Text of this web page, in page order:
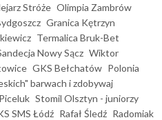
Stróże Olimpia Zambrów
Granica Kętrzyn
Termalica Bruk-Bet
Nowy Sącz Wiktor
GKS Bełchatów Polonia
barwach i zdobywaj
Stomil Olsztyn - juniorzy
SMS Łódź Rafał Śledź Radomiak